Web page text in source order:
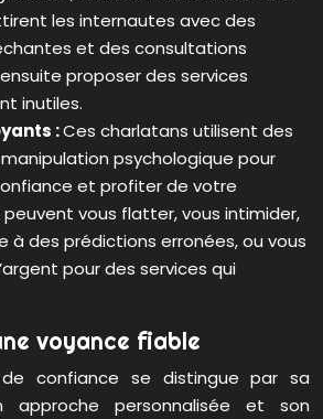
les internautes avec des
et des consultations
proposer des services
inutiles.
:Ces charlatans utilisent des
psychologique pour
et profiter de votre
peuvent vous flatter, vous intimider,
à des prédictions erronées, ou vous
pour des services qui
voyance fiable
confiance se distingue par sa
approche personnalisée et son